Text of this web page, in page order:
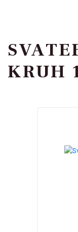
KRUH